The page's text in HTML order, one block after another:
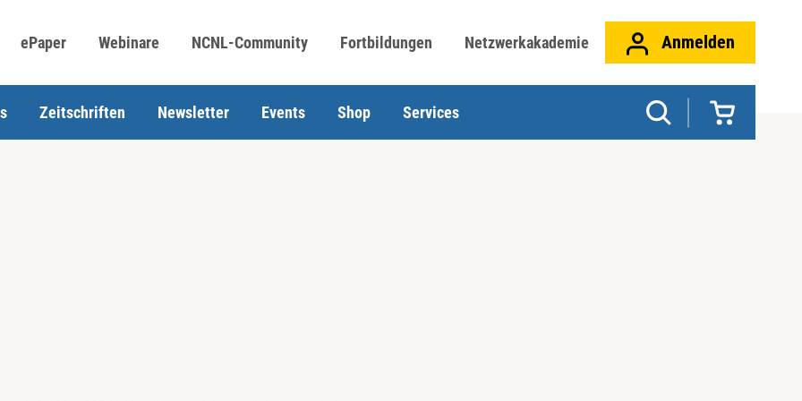
ePaper Webinare NCNL-Community Fortbildungen Netzwerkakademie Anmelden
Zeitschriften Newsletter Events Shop Services